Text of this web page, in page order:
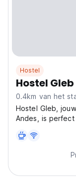
Hostel
Hostel Gleb
0.4km van het
Hostel Gleb,
Andes, is
zoek zijn naar